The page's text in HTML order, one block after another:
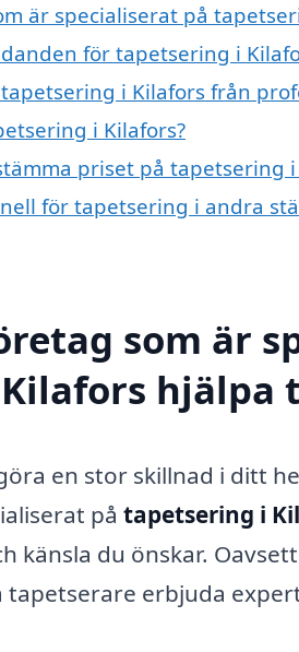
är specialiserat på
för tapetsering i
i Kilafors från
i Kilafors?
priset på tapetsering i
för tapetsering i andra
som är
hjälpa
en stor skillnad i ditt
på tapetsering i
känsla du önskar.
tapetserare erbjuda